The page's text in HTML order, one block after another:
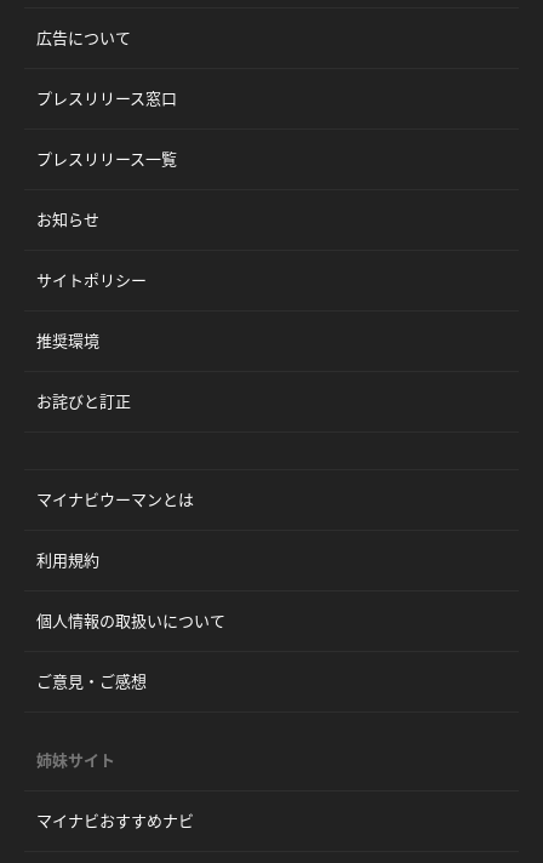
広告について
プレスリリース窓口
プレスリリース一覧
お知らせ
サイトポリシー
推奨環境
お詫びと訂正
マイナビウーマンとは
利用規約
個人情報の取扱いについて
ご意見・ご感想
姉妹サイト
マイナビおすすめナビ